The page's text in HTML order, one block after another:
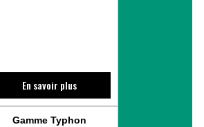
En savoir plus
Gamme Typhon